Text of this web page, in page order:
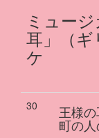
ミュー
耳」（
ケ
30
王様
町の